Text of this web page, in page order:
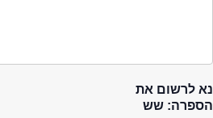
נא לרשום את
הספרה: שש